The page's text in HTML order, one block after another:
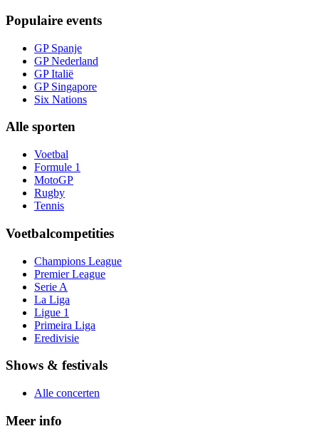
Populaire events
GP Spanje
GP Nederland
GP Italië
GP Singapore
Six Nations
Alle sporten
Voetbal
Formule 1
MotoGP
Rugby
Tennis
Voetbalcompetities
Champions League
Premier League
Serie A
La Liga
Ligue 1
Primeira Liga
Eredivisie
Shows & festivals
Alle concerten
Meer info